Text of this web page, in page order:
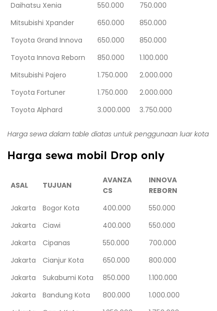
Daihatsu Xenia 550.000
750.000
Mitsubishi Xpander
650.000
850.000
Toyota Grand Innova
650.000
850.000
Toyota Innova Reborn
850.000
1.100.000
Mitsubishi Pajero
1.750.000
2.000.000
Toyota Fortuner
1.750.000
2.000.000
Toyota Alphard
3.000.000 3.750.000
Harga sewa dalam table diatas untuk penggunaan luar kota
Harga sewa mobil Drop only
ASAL TUJUAN
AVANZA
CS
INNOVA
REBORN
Jakarta
Bogor Kota 400.000
550.000
Jakarta
Ciawi 400.000
550.000
Jakarta
Cipanas 550.000
700.000
Jakarta
Cianjur Kota 650.000
800.000
Jakarta
Sukabumi Kota 850.000
1.100.000
Jakarta
Bandung Kota 800.000
1.000.000